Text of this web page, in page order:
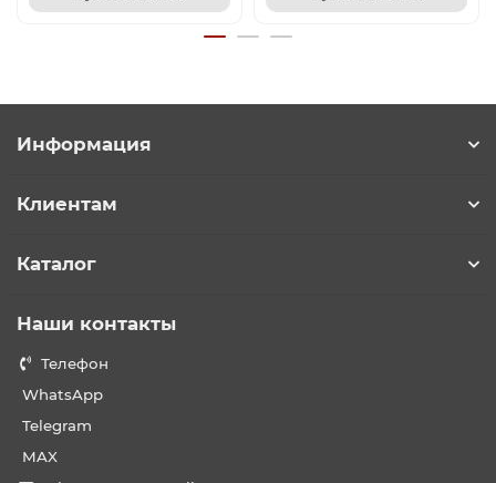
Информация
Клиентам
Каталог
Наши контакты
Телефон
WhatsApp
Telegram
MAX